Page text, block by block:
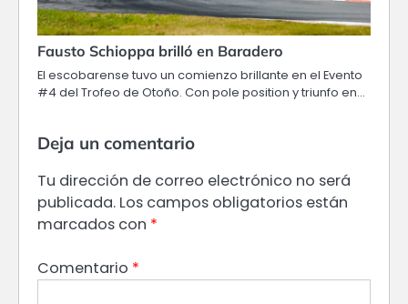
Fausto Schioppa brilló en Baradero
El escobarense tuvo un comienzo brillante en el Evento
#4 del Trofeo de Otoño. Con pole position y triunfo en…
Deja un comentario
Tu dirección de correo electrónico no será
publicada. Los campos obligatorios están
marcados con *
Comentario *